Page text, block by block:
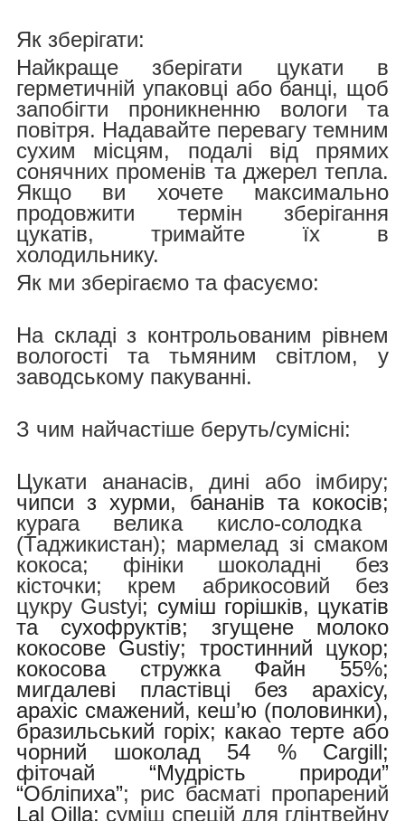
Як зберігати:
Найкраще зберігати цукати в
герметичній упаковці або банці, щоб
запобігти проникненню вологи та
повітря. Надавайте перевагу темним
сухим місцям, подалі від прямих
сонячних променів та джерел тепла.
Якщо ви хочете максимально
продовжити термін зберігання
цукатів, тримайте їх в
холодильнику.
Як ми зберігаємо та фасуємо:
На складі з контрольованим рівнем
вологості та тьмяним світлом, у
заводському пакуванні.
З чим найчастіше беруть/cумісні:
Цукати ананасів, дині або імбиру;
чипси з хурми, бананів та кокосів;
курага велика кисло-солодка
(Таджикистан); мармелад зі смаком
кокоса; фініки шоколадні без
кісточки; крем абрикосовий без
цукру Gustyi; суміш горішків, цукатів
та сухофруктів; згущене молоко
кокосове Gustiy; тростинний цукор;
кокосова стружка Файн 55%;
мигдалеві пластівці без арахісу,
арахіс смажений, кеш’ю (половинки),
бразильський горіх; какао терте або
чорний шоколад 54 % Cargill;
фіточай “Мудрість природи”
“Обліпиха”; рис басматі пропарений
Lal Qilla; суміш спецій для глінтвейну